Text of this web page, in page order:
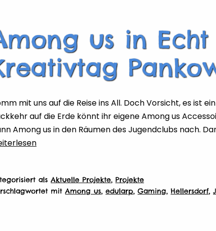
us in
mit uns auf die Reise ins All. Doch Vorsicht, es ist
auf die Erde könnt ihr eigene Among us
Among us in den Räumen des Jugendclubs nach.
als Aktuelle Projekte, Projekte
mit Among us, edularp, Gaming, Hellersdorf,